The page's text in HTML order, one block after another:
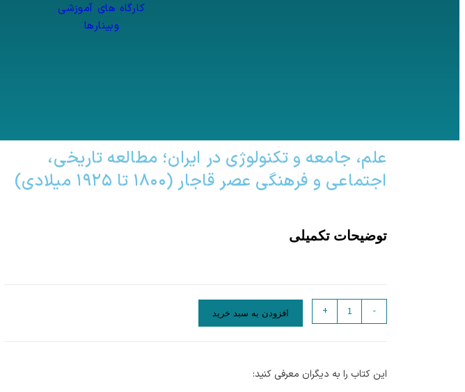
کارگاه های آموزشی
وبینارها
علم، جامعه و تکنولوژی در ایران؛ مطالعه تاریخی،
اجتماعی و فرهنگی عصر قاجار (۱۸۰۰ تا ۱۹۲۵ میلادی)
توضیحات تکمیلی
-
+ افزودن به سبد خرید
این کتاب را به دیگران معرفی کنید: